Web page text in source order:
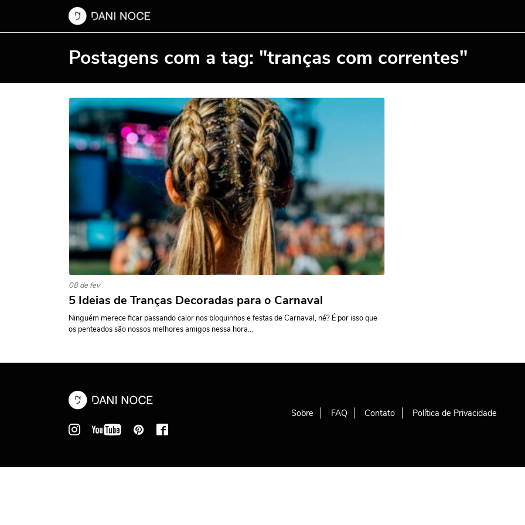
Postagens com a tag: "tranças com correntes"
08 de fev
5 Ideias de Tranças Decoradas para o Carnaval
Ninguém merece ficar passando calor nos bloquinhos e festas de Carnaval, né? É por isso que
os penteados são nossos melhores amigos nessa hora...
Sobre FAQ Contato Política de Privacidade